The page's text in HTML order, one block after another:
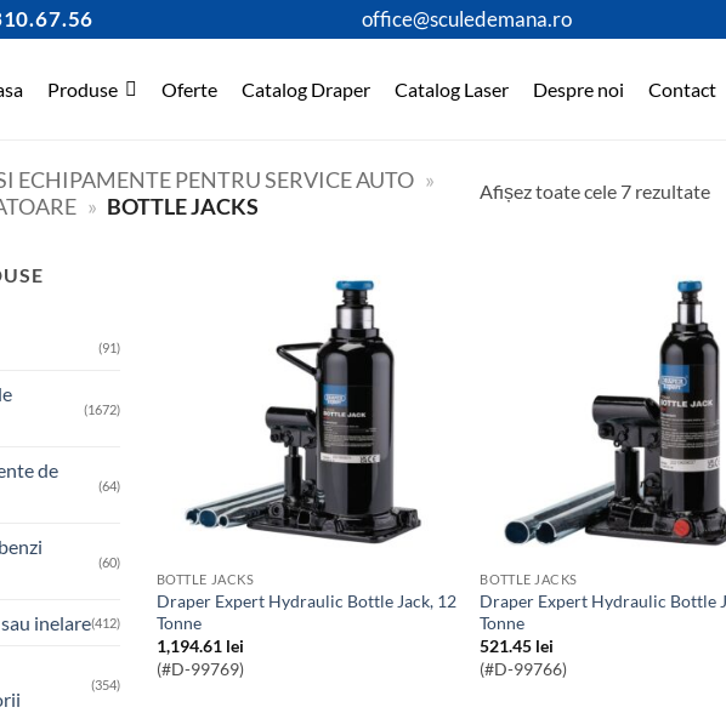
office@sculedemana.ro
Produse Oferte Catalog Draper Catalog Laser Despre noi Contact
ECHIPAMENTE PENTRU SERVICE AUTO »
» BOTTLE JACKS
Afișez toate cele 7 rezultate
(91)
(1672)
de
(64)
(60)
inelare(412)
(354)
BOTTLE JACKS
Draper Expert Hydraulic Bottle Jack, 12
Tonne
1,194.61 lei
(#D-99769)
BOTTLE JACKS
Draper Expert Hydraulic Bottle Jack, 2
Tonne
521.45 lei
(#D-99766)